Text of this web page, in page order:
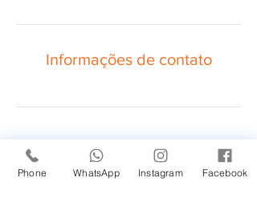
Informações de contato
Phone WhatsApp Instagram Facebook